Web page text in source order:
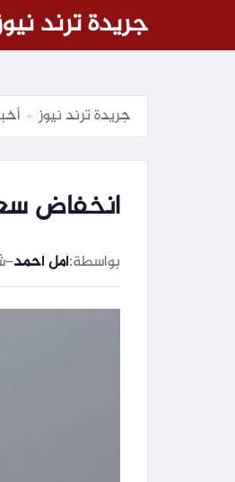
جريدة ترند
جريدة ترند نيوز »
انخفاض
بواسطة:أمل أحمد–